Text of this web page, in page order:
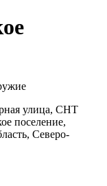
улица, СНТ
поселение,
Северо-